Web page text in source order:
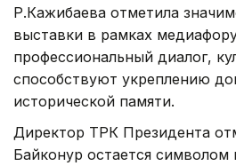
Р.Кажибаева отметила
выставки в рамках
профессиональный диалог,
способствуют укреплению
исторической памяти.
Директор ТРК Президента
Байконур остается символом